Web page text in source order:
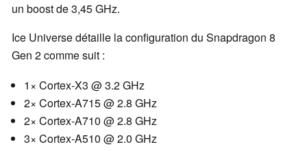
un boost de 3,45 GHz.
Ice Universe détaille la configuration du Snapdragon 8
Gen 2 comme suit :
1× Cortex-X3 @ 3.2 GHz
2× Cortex-A715 @ 2.8 GHz
2× Cortex-A710 @ 2.8 GHz
3× Cortex-A510 @ 2.0 GHz